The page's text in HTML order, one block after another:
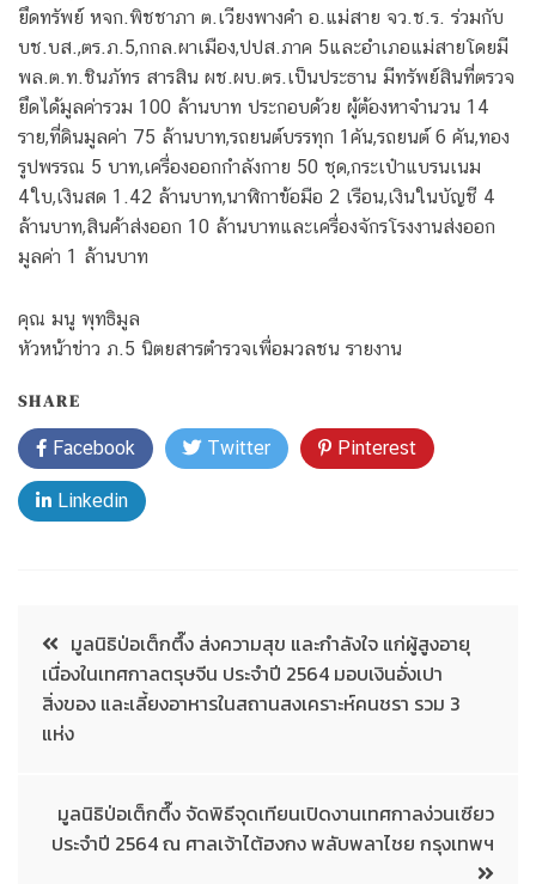
ยึดทรัพย์ หจก.พิชชาภา ต.เวียงพางคำ อ.แม่สาย จว.ช.ร. ร่วมกับ
บช.บส.,ตร.ภ.5,กกล.ผาเมือง,ปปส.ภาค 5และอำเภอแม่สายโดยมี
พล.ต.ท.ชินภัทร สารสิน ผช.ผบ.ตร.เป็นประธาน มีทรัพย์สินที่ตรวจ
ยึดได้มูลค่ารวม 100 ล้านบาท ประกอบด้วย ผู้ต้องหาจำนวน 14
ราย,ที่ดินมูลค่า 75 ล้านบาท,รถยนต์บรรทุก 1คัน,รถยนต์ 6 คัน,ทอง
รูปพรรณ 5 บาท,เครื่องออกกำลังกาย 50 ชุด,กระเป๋าแบรนเนม
4ใบ,เงินสด 1.42 ล้านบาท,นาฬิกาข้อมือ 2 เรือน,เงินในบัญชี 4
ล้านบาท,สินค้าส่งออก 10 ล้านบาทและเครื่องจักรโรงงานส่งออก
มูลค่า 1 ล้านบาท
คุณ มนู พุทธิมูล
หัวหน้าข่าว ภ.5 นิตยสารตำรวจเพื่อมวลชน รายงาน
SHARE
Facebook Twitter Pinterest
Linkedin
มูลนิธิป่อเต็กตึ๊ง ส่งความสุข และกำลังใจ แก่ผู้สูงอายุ
เนื่องในเทศกาลตรุษจีน ประจำปี 2564 มอบเงินอั่งเปา
สิ่งของ และเลี้ยงอาหารในสถานสงเคราะห์คนชรา รวม 3
แห่ง
มูลนิธิป่อเต็กตึ๊ง จัดพิธีจุดเทียนเปิดงานเทศกาลง่วนเซียว
ประจำปี 2564 ณ ศาลเจ้าไต้ฮงกง พลับพลาไชย กรุงเทพฯ